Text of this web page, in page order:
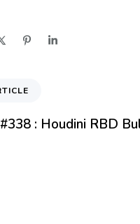
: Houdini RBD